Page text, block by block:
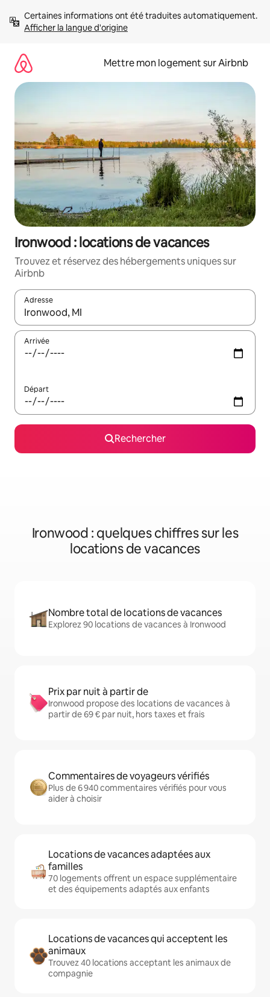
directement
Afficher la langue d'origine
Mettre mon logement sur Airbnb
Ironwood : locations de vacances
Trouvez et réservez des hébergements uniques sur
Airbnb
Adresse
Lorsque les résultats s'affichent, utilisez les flèches vers le
Arrivée
Départ
Rechercher
Ironwood : quelques chiffres sur les
locations de vacances
Nombre total de locations de vacances
Explorez 90 locations de vacances à Ironwood
Prix par nuit à partir de
Ironwood propose des locations de vacances à
partir de 69 € par nuit, hors taxes et frais
Commentaires de voyageurs vérifiés
Plus de 6 940 commentaires vérifiés pour vous
aider à choisir
Locations de vacances adaptées aux
familles
70 logements offrent un espace supplémentaire
et des équipements adaptés aux enfants
Locations de vacances qui acceptent les
animaux
Trouvez 40 locations acceptant les animaux de
compagnie